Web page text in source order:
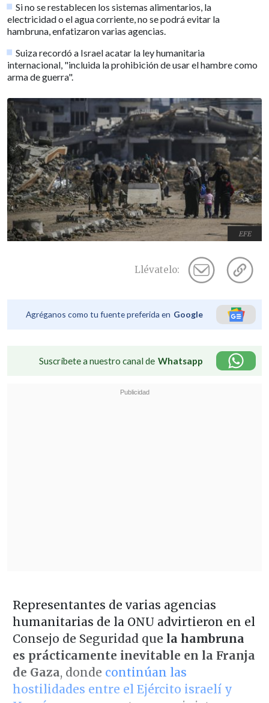
Si no se restablecen los sistemas alimentarios, la
electricidad o el agua corriente, no se podrá evitar la
hambruna, enfatizaron varias agencias.
Suiza recordó a Israel acatar la ley humanitaria
internacional, "incluida la prohibición de usar el hambre como
arma de guerra".
EFE
Llévatelo:
Agréganos como tu fuente preferida en Google
Suscríbete a nuestro canal de Whatsapp
Representantes de varias agencias
humanitarias de la ONU advirtieron en el
Consejo de Seguridad que la hambruna
es prácticamente inevitable en la Franja
de Gaza, donde continúan las
hostilidades entre el Ejército israelí y